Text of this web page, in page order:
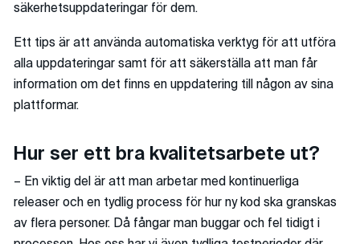
säkerhetsuppdateringar för dem.
Ett tips är att använda automatiska verktyg för att utföra
alla uppdateringar samt för att säkerställa att man får
information om det finns en uppdatering till någon av sina
plattformar.
Hur ser ett bra kvalitetsarbete ut?
– En viktig del är att man arbetar med kontinuerliga
releaser och en tydlig process för hur ny kod ska granskas
av flera personer. Då fångar man buggar och fel tidigt i